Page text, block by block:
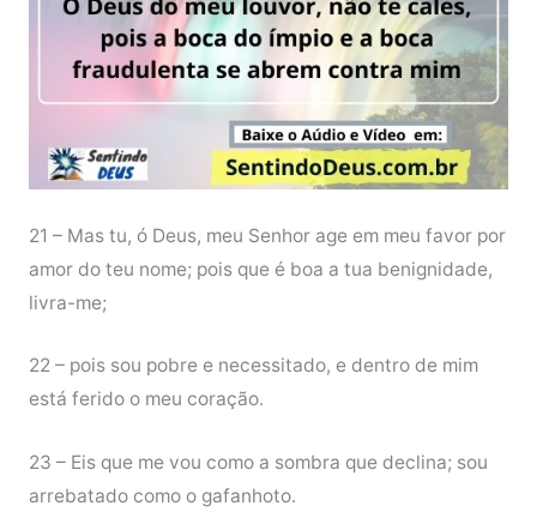
21 – Mas tu, ó Deus, meu Senhor age em meu favor por
amor do teu nome; pois que é boa a tua benignidade,
livra-me;
22 – pois sou pobre e necessitado, e dentro de mim
está ferido o meu coração.
23 – Eis que me vou como a sombra que declina; sou
arrebatado como o gafanhoto.